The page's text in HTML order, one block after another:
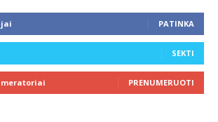
PATINKA
SEKTI
PRENUMERUOTI